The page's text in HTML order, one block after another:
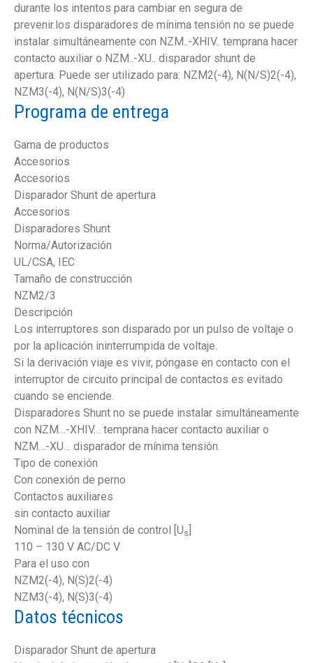
durante los intentos para cambiar en segura de
prevenir.los disparadores de mínima tensión no se puede
instalar simultáneamente con NZM..-XHIV.. temprana hacer
contacto auxiliar o NZM..-XU.. disparador shunt de
apertura. Puede ser utilizado para: NZM2(-4), N(N/S)2(-4),
NZM3(-4), N(N/S)3(-4)
Programa de entrega
Gama de productos
Accesorios
Accesorios
Disparador Shunt de apertura
Accesorios
Disparadores Shunt
Norma/Autorización
UL/CSA, IEC
Tamaño de construcción
NZM2/3
Descripción
Los interruptores son disparado por un pulso de voltaje o
por la aplicación ininterrumpida de voltaje.
Si la derivación viaje es vivir, póngase en contacto con el
interruptor de circuito principal de contactos es evitado
cuando se enciende.
Disparadores Shunt no se puede instalar simultáneamente
con NZM…-XHIV… temprana hacer contacto auxiliar o
NZM…-XU… disparador de mínima tensión.
Tipo de conexión
Con conexión de perno
Contactos auxiliares
sin contacto auxiliar
Nominal de la tensión de control [Us
110 – 130 V AC/DC V
Para el uso con
NZM2(-4), N(S)2(-4)
NZM3(-4), N(S)3(-4)
Datos técnicos
Disparador Shunt de apertura